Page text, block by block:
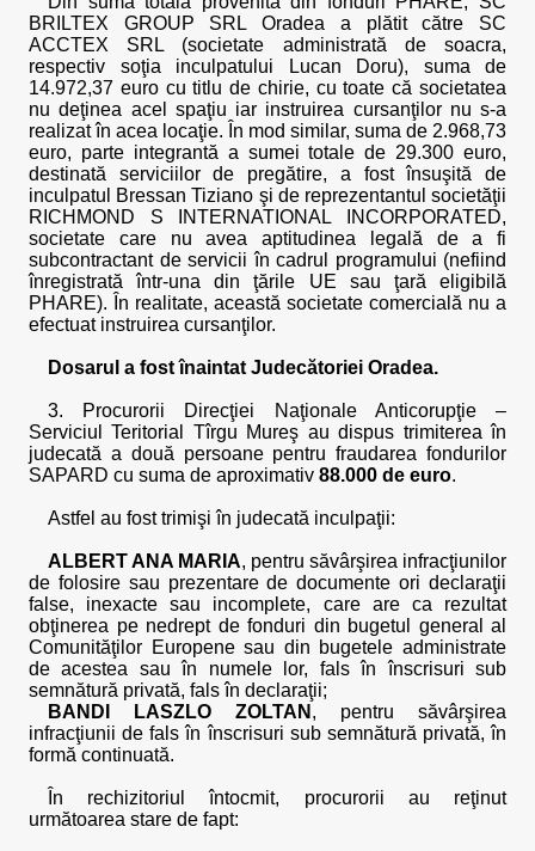
BRILTEX GROUP SRL Oradea a plătit către SC
ACCTEX SRL (societate administrată de soacra,
respectiv soţia inculpatului Lucan Doru), suma de
14.972,37 euro cu titlu de chirie, cu toate că societatea
nu deţinea acel spaţiu iar instruirea cursanţilor nu s-a
realizat în acea locaţie. În mod similar, suma de 2.968,73
euro, parte integrantă a sumei totale de 29.300 euro,
destinată serviciilor de pregătire, a fost însuşită de
inculpatul Bressan Tiziano şi de reprezentantul societăţii
RICHMOND S INTERNATIONAL INCORPORATED,
societate care nu avea aptitudinea legală de a fi
subcontractant de servicii în cadrul programului (nefiind
înregistrată într-una din ţările UE sau ţară eligibilă
PHARE). În realitate, această societate comercială nu a
efectuat instruirea cursanţilor.
Dosarul a fost înaintat Judecătoriei Oradea.
3. Procurorii Direcţiei Naţionale Anticorupţie –
Serviciul Teritorial Tîrgu Mureş au dispus trimiterea în
judecată a două persoane pentru fraudarea fondurilor
SAPARD cu suma de aproximativ 88.000 de euro.
Astfel au fost trimişi în judecată inculpaţii:
ALBERT ANA MARIA, pentru săvârşirea infracţiunilor
de folosire sau prezentare de documente ori declaraţii
false, inexacte sau incomplete, care are ca rezultat
obţinerea pe nedrept de fonduri din bugetul general al
Comunităţilor Europene sau din bugetele administrate
de acestea sau în numele lor, fals în înscrisuri sub
semnătură privată, fals în declaraţii;
BANDI LASZLO ZOLTAN , pentru săvârşirea
infracţiunii de fals în înscrisuri sub semnătură privată, în
formă continuată.
În rechizitoriul întocmit, procurorii au reţinut
următoarea stare de fapt: